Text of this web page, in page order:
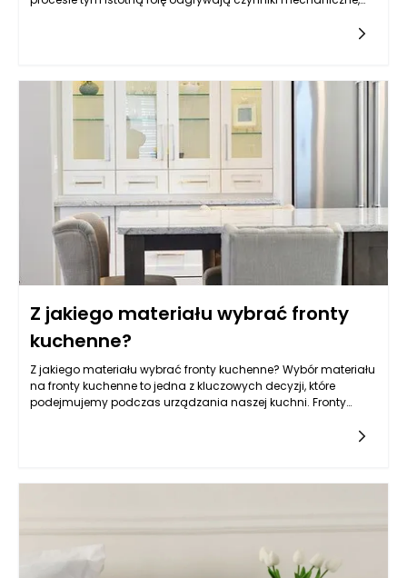
szybkim napełnianiu, mają znaczący wpływ na ten proces.
Odpowiednia kalibracja maszyn oraz rodzaj
wykorzystywanego materiału, z którego wykonane są worki,
mogą podnieść stabilność ładunku na palecie oraz ochronić
zawartość przed ewentualnymi uszkodzeniami.
Z jakiego materiału wybrać fronty
kuchenne?
Z jakiego materiału wybrać fronty kuchenne? Wybór materiału
na fronty kuchenne to jedna z kluczowych decyzji, które
podejmujemy podczas urządzania naszej kuchni. Fronty